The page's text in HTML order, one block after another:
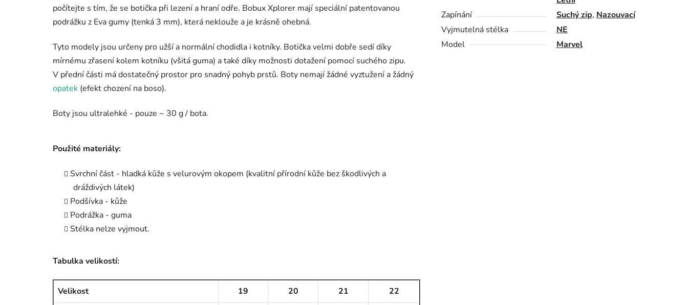
počítejte s tím, že se botička při lezení a hraní odře. Bobux Xplorer mají speciální patentovanou
podrážku z Eva gumy (tenká 3 mm), která neklouže a je krásně ohebná.
Tyto modely jsou určeny pro užší a normální chodidla i kotníky. Botička velmi dobře sedí díky
mírnému zřasení kolem kotníku (všitá guma) a také díky možnosti dotažení pomocí suchého zipu.
V přední části má dostatečný prostor pro snadný pohyb prstů. Boty nemají žádné vyztužení a žádný
opatek (efekt chození na boso).
Boty jsou ultralehké - pouze ~ 30 g / bota.
Použité materiály:
Svrchní část - hladká kůže s velurovým okopem (kvalitní přírodní kůže bez škodlivých a
dráždivých látek)
Podšívka - kůže
Podrážka - guma
Stélka nelze vyjmout.
Tabulka velikostí:
Velikost 19 20 21
22
Zapínání
Suchý zip, Nazouvací
Vyjmutelná stélka
NE
Model
Marvel